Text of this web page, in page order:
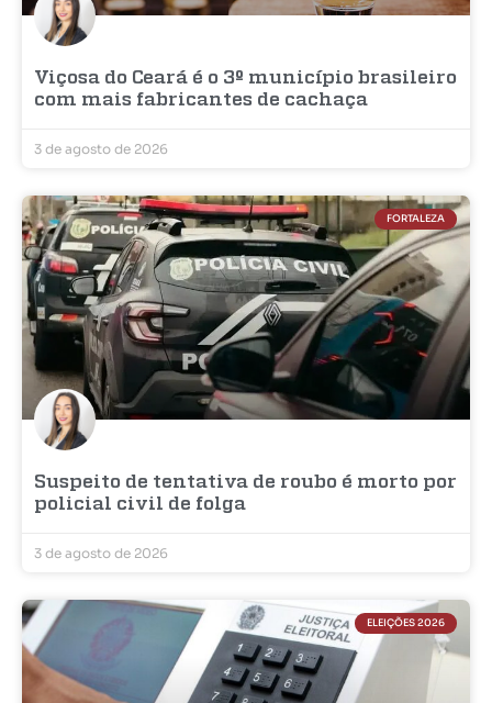
Viçosa do Ceará é o 3º município brasileiro
com mais fabricantes de cachaça
3 de agosto de 2026
FORTALEZA
Suspeito de tentativa de roubo é morto por
policial civil de folga
3 de agosto de 2026
ELEIÇÕES 2026